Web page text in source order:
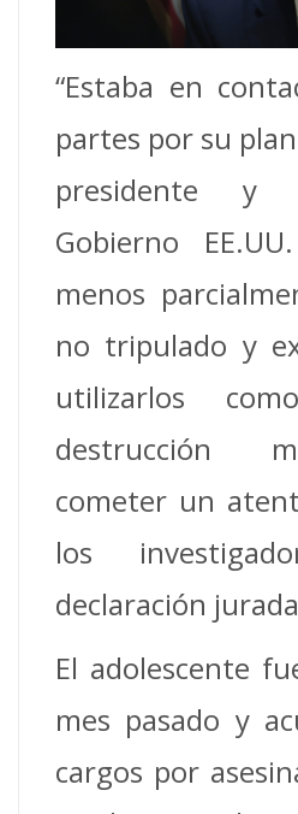
“Estaba en
partes por su
presidente y
Gobierno
menos
no tripulado y
utilizarlos
destrucción
cometer un
los
declaración
El adolescente
mes pasado y
cargos por